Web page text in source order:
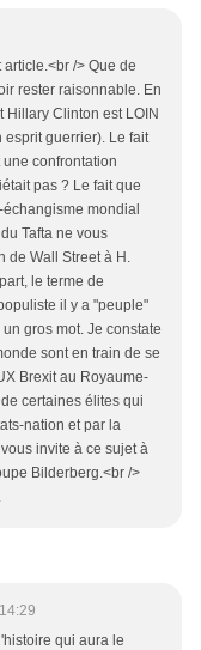
/> Que de
rester raisonnable. En
Hillary Clinton est LOIN
esprit guerrier). Le fait
confrontation
pas ? Le fait que
mondial
Tafta ne vous
de Wall Street à H.
le terme de
il y a "peuple"
gros mot. Je constate
sont en train de se
Brexit au Royaume-
certaines élites qui
nation et par la
invite à ce sujet à
Bilderberg.<br />
qui aura le